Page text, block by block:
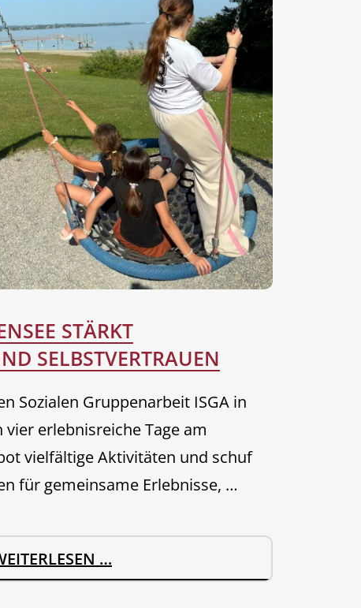
STÄRKT
SELBSTVERTRAUEN
Sozialen Gruppenarbeit ISGA in
erlebnisreiche Tage am
vielfältige Aktivitäten und schuf
für gemeinsame Erlebnisse, …
…
R